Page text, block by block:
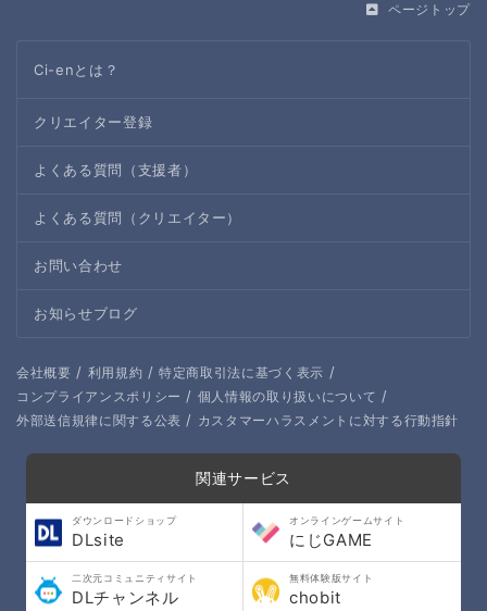
ページトップ
Ci-enとは？
クリエイター登録
よくある質問（支援者）
よくある質問（クリエイター）
お問い合わせ
お知らせブログ
会社概要 / 利用規約 / 特定商取引法に基づく表示 /
コンプライアンスポリシー / 個人情報の取り扱いについて /
外部送信規律に関する公表 / カスタマーハラスメントに対する行動指針
関連サービス
ダウンロードショップ
DLsite
オンラインゲームサイト
にじGAME
二次元コミュニティサイト
DLチャンネル
無料体験版サイト
chobit